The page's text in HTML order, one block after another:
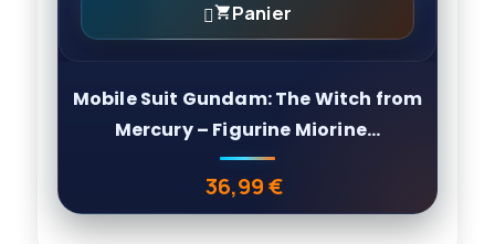
Panier
Mobile Suit Gundam: The Witch from
Mercury – Figurine Miorine...
Prix
36,99 €